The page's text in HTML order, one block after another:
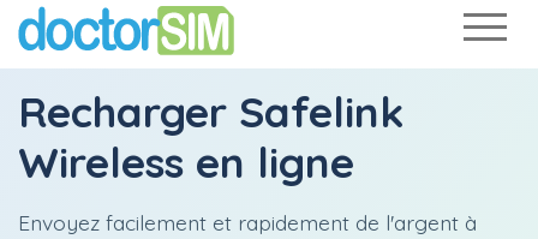
Recharger Safelink
Wireless en ligne
Envoyez facilement et rapidement de l'argent à